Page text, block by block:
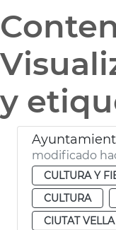
y
modificado
CULTURA Y
CULTURA
CIUTAT VELLA